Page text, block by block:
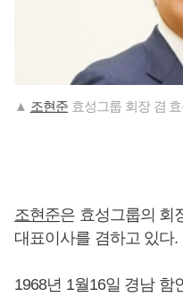
▲ 조현준 효성그룹 회장 겸
조현준은 효성그룹의 회
대표이사를 겸하고 있다.
1968년 1월16일 경남 함